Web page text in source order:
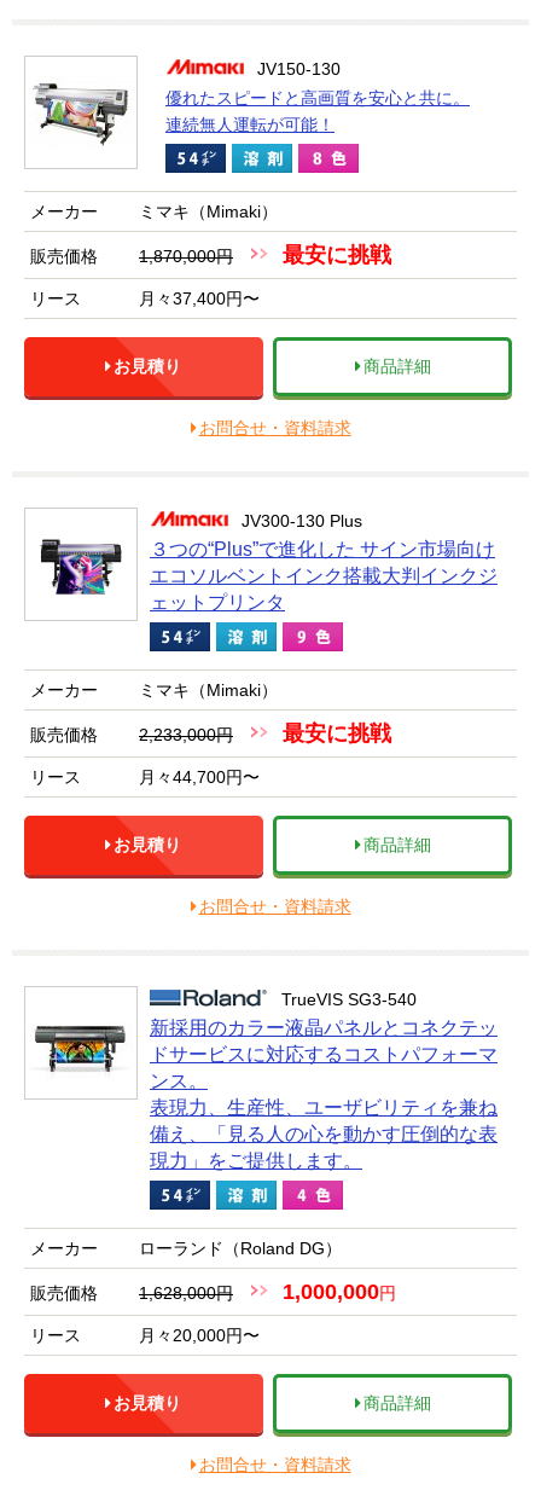
JV150-130
優れたスピードと高画質を安心と共に。
連続無人運転が可能！
メーカー ミマキ（Mimaki）
販売価格 1,870,000円 最安に挑戦
リース 月々37,400円〜
お見積り 商品詳細
お問合せ・資料請求
JV300-130 Plus
３つの“Plus”で進化した サイン市場向け
エコソルベントインク搭載大判インクジ
ェットプリンタ
メーカー ミマキ（Mimaki）
販売価格 2,233,000円 最安に挑戦
リース 月々44,700円〜
お見積り 商品詳細
お問合せ・資料請求
TrueVIS SG3-540
新採用のカラー液晶パネルとコネクテッ
ドサービスに対応するコストパフォーマ
ンス。
表現力、生産性、ユーザビリティを兼ね
備え、「見る人の心を動かす圧倒的な表
現力」をご提供します。
メーカー ローランド（Roland DG）
販売価格 1,628,000円 1,000,000円
リース 月々20,000円〜
お見積り 商品詳細
お問合せ・資料請求